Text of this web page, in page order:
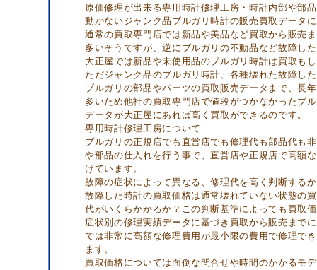
原価修理が出来る専用時計修理工房・時計内部や部
動かないジャンク品ブルガリ時計の販売買取データ
通常の買取専門店では新品や美品など買取から販売
多いそうですが、逆にブルガリの不動品など故障し
大正屋では新品や未使用品のブルガリ時計は買取も
ただジャンク品のブルガリ時計、各種壊れた故障し
ブルガリの部品やパーツの買取販売データまで、長
多いため他社の買取専門店で値段がつかなかったブ
データが大正屋にあれば高く買取ができるのです。
専用時計修理工房について
ブルガリの正規店でも直営店でも修理代も部品代も
や部品の仕入れを行う事で、直営店や正規店で高額
げています。
故障の症状によって異なる、修理代を高く判断する
故障した時計の買取価格は通常壊れていない状態の
代がいくらかかるか？この判断基準によっても買取
症状別の修理実績データに基づき買取から販売まで
では非常に高額な修理費用が最小限の費用で修理で
ます。
買取価格については面倒な問合せや時間のかかるモ